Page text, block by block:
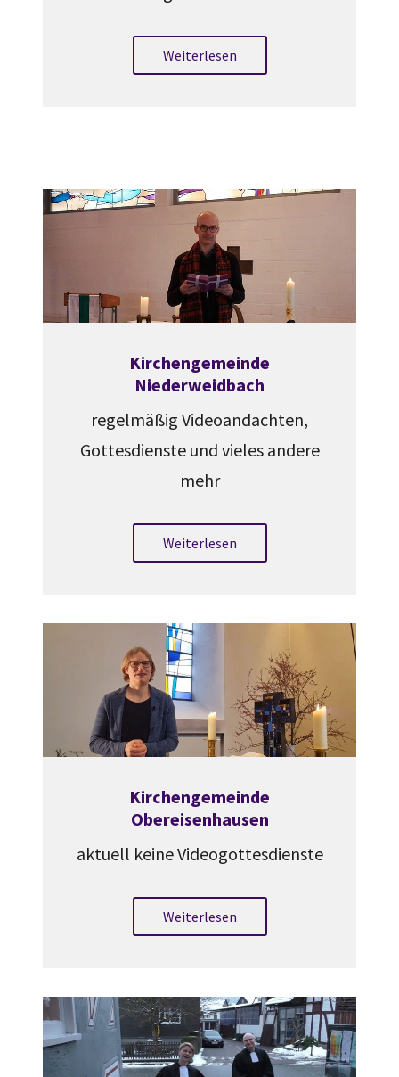
Weiterlesen
Kirchengemeinde
Niederweidbach
regelmäßig Videoandachten,
Gottesdienste und vieles andere
mehr
Weiterlesen
Kirchengemeinde
Obereisenhausen
aktuell keine Videogottesdienste
Weiterlesen